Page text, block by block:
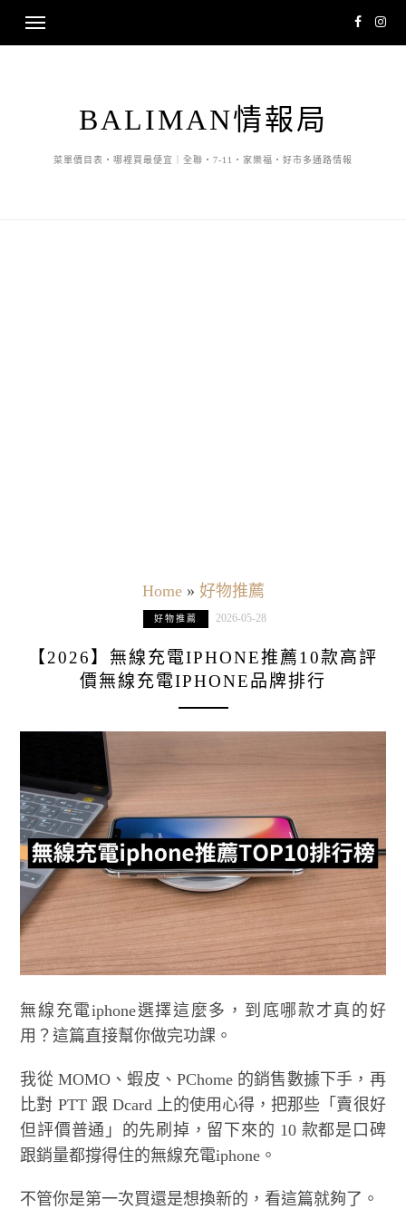
BALIMAN情報局
菜單價目表・哪裡買最便宜｜全聯・7-11・家樂福・好市多通路情報
Home» 好物推薦
好物推薦 2026-05-28
【2026】無線充電IPHONE推薦10款高評
價無線充電IPHONE品牌排行
無線充電iphone選擇這麼多，到底哪款才真的好
用？這篇直接幫你做完功課。
我從 MOMO、蝦皮、PChome 的銷售數據下手，再
比對 PTT 跟 Dcard 上的使用心得，把那些「賣很好
但評價普通」的先刷掉，留下來的 10 款都是口碑
跟銷量都撐得住的無線充電iphone。
不管你是第一次買還是想換新的，看這篇就夠了。